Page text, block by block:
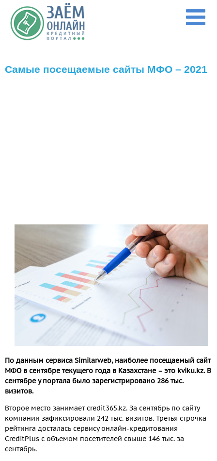
Перейти к основному содержанию
Самые посещаемые сайты МФО – 2021
По данным сервиса Similarweb, наиболее посещаемый сайт
МФО в сентябре текущего года в Казахстане – это kviku.kz. В
сентябре у портала было зарегистрировано 286 тыс.
визитов.
Второе место занимает credit365.kz. За сентябрь по сайту
компании зафиксировали 242 тыс. визитов. Третья строчка
рейтинга досталась сервису онлайн-кредитования
CreditPlus с объемом посетителей свыше 146 тыс. за
сентябрь.